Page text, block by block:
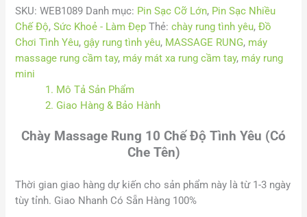
SKU:WEB1089 Danh mục: Pin Sạc Cỡ Lớn, Pin Sạc Nhiều
Chế Độ,Sức Khoẻ - Làm Đẹp Thẻ:chày rung tình yêu,Đồ
Chơi Tình Yêu,gậy rung tình yêu, MASSAGE RUNG, máy
massage rung cầm tay, máy mát xa rung cầm tay, máy rung
mini
1. Mô Tả Sản Phẩm
2. Giao Hàng & Bảo Hành
Chày Massage Rung 10 Chế Độ Tình Yêu (Có
Che Tên)
Thời gian giao hàng dự kiến cho sản phẩm này là từ 1-3 ngày
tùy tỉnh. Giao Nhanh Có Sẵn Hàng 100%